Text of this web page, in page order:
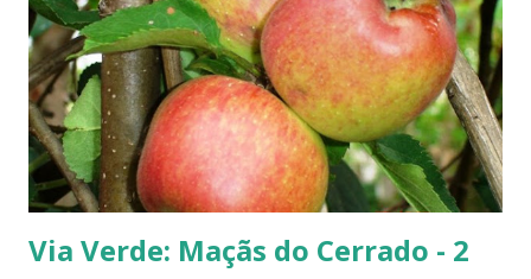
Via Verde: Maçãs do Cerrado - 2